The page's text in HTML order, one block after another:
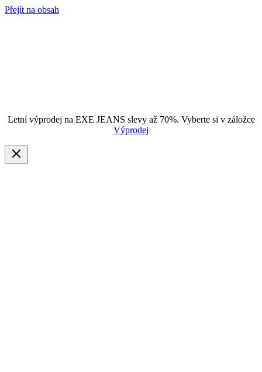
Přejít na obsah
Letní výprodej na EXE JEANS slevy až 70%. Vyberte si v záložce
Výprodej